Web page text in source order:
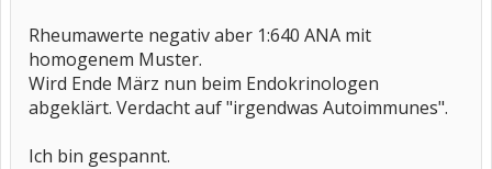
Rheumawerte negativ aber 1:640 ANA mit
homogenem Muster.
Wird Ende März nun beim Endokrinologen
abgeklärt. Verdacht auf "irgendwas Autoimmunes".
Ich bin gespannt.